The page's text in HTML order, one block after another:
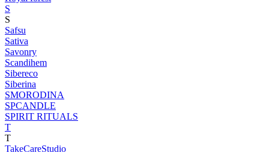
S
S
Safsu
Sativa
Savonry
Scandihem
Sibereco
Siberina
SMORODINA
SPCANDLE
SPIRIT RITUALS
T
T
TakeCareStudio